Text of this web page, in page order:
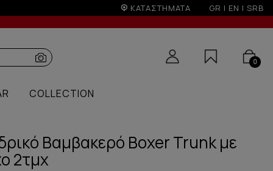
ΚΑΤΑΣΤΗΜΑΤΑ GR | EN | SRB
0
COLLECTION
Βαμβακερό Boxer Trunk με
2τμχ